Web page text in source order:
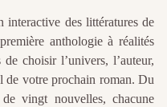
des littératures de
anthologie à réalités
choisir l’univers, l’auteur,
de votre prochain roman. Du
vingt nouvelles, chacune